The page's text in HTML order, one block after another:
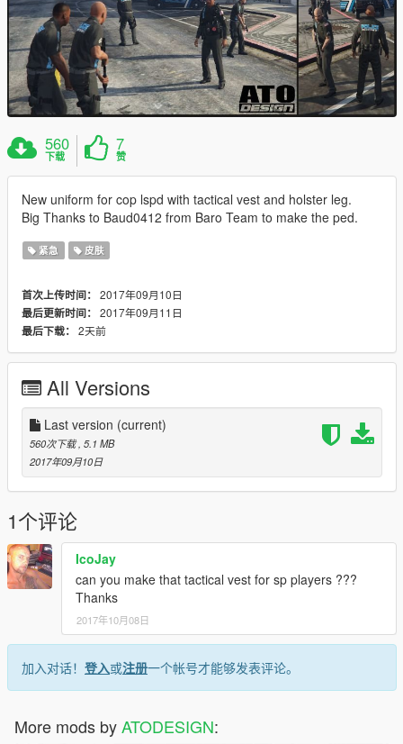
560
下载
7
赞
New uniform for cop lspd with tactical vest and holster leg.
Big Thanks to Baud0412 from Baro Team to make the ped.
紧急 皮肤
首次上传时间： 2017年09月10日
最后更新时间： 2017年09月11日
最后下载： 2天前
All Versions
Last version (current)
560次下载 , 5.1 MB
2017年09月10日
1个评论
IcoJay
can you make that tactical vest for sp players ???
Thanks
2017年10月08日
加入对话！ 登入或注册一个帐号才能够发表评论。
More mods byATODESIGN: